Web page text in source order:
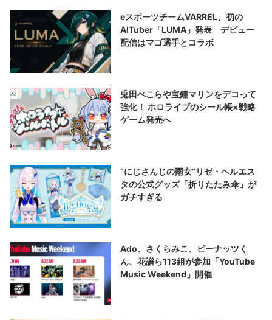
eスポーツチームVARREL、初の
AITuber「LUMA」発表 デビュー
配信はマゴ選手とコラボ
兎田ぺこらや宝鐘マリンをデコって
強化！ ホロライブのシール帳×戦略
ゲーム発売へ
“にじさんじの雨女”リゼ・ヘルエス
タの公式グッズ「折りたたみ傘」が
ガチすぎる
Ado、さくらみこ、ピーナッツく
ん、花譜ら113組が参加「YouTube
Music Weekend」開催